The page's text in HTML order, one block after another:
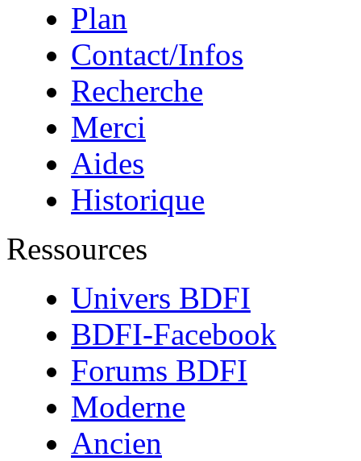
Plan
Contact/Infos
Recherche
Merci
Aides
Historique
Ressources
Univers BDFI
BDFI-Facebook
Forums BDFI
Moderne
Ancien